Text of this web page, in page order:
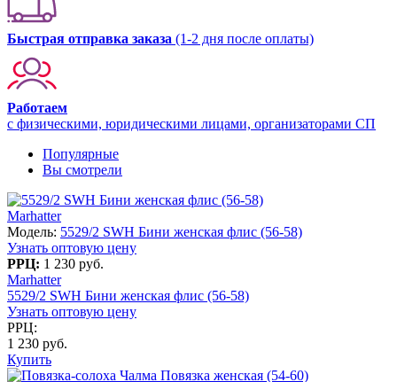
Быстрая отправка заказа (1-2 дня после оплаты)
Работаем
с физическими, юридическими лицами, организаторами СП
Популярные
Вы смотрели
Marhatter
Модель: 5529/2 SWH Бини женская флис (56-58)
Узнать оптовую цену
РРЦ: 1 230 руб.
Marhatter
5529/2 SWH Бини женская флис (56-58)
Узнать оптовую цену
РРЦ:
1 230 руб.
Купить